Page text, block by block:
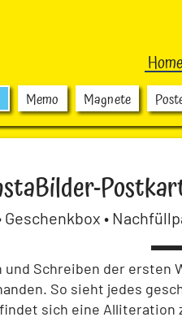
Home
Memo Magnete
Geschenkbox •
Schreiben der ersten
So sieht jedes
sich eine